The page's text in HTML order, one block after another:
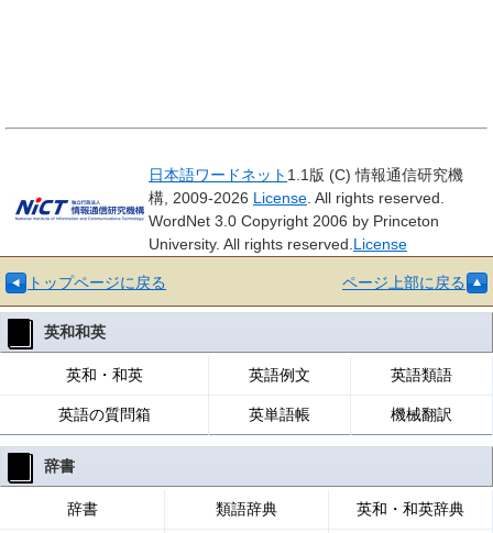
日本語ワードネット 1.1版 (C) 情報通信研究機
構, 2009-2026 License . All rights reserved.
WordNet 3.0 Copyright 2006 by Princeton
University. All rights reserved. License
トップページに戻る ページ上部に戻る
英和和英
英和・和英 英語例文 英語類語
英語の質問箱 英単語帳 機械翻訳
辞書
辞書 類語辞典 英和・和英辞典